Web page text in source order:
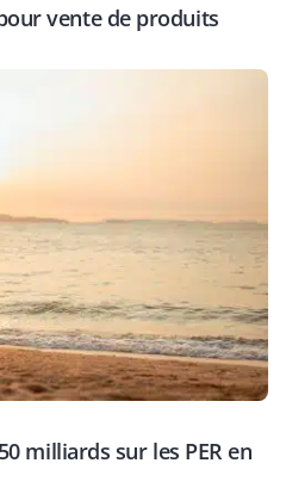
vente de produits
milliards sur les PER en